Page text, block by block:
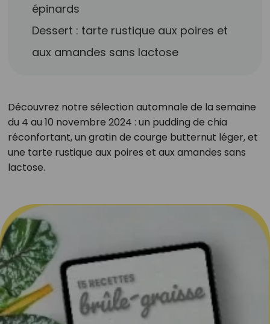
épinards
Dessert : tarte rustique aux poires et
aux amandes sans lactose
Découvrez notre sélection automnale de la semaine
du 4 au 10 novembre 2024 : un pudding de chia
réconfortant, un gratin de courge butternut léger, et
une tarte rustique aux poires et aux amandes sans
lactose.